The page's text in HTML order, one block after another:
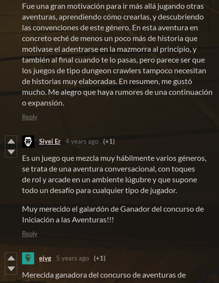
Fue una gran motivación para ir más allá jugando otras
aventuras, aprendiendo cómo crearlas, y descubriendo
las convenciones de este género. En esta aventura en
concreto eché de menos un poco más de historia que
motivase el adentrarse en la mazmorra al principio, y
también al final cuando te lo pasas, pero parece ser que
los juegos de tipo dungeon crawlers tampoco necesitan
de historias muy elaboradas. En resumen, me gustó
mucho. Me alegro que haya rumores de una continuación
o expansión.
Reply
Siyei Er 4 years ago (+1)
Es un juego que mezcla muy hábilmente varios géneros,
se trata de una aventura conversacional, con toques
de rol y arcade en un ambiente lúgubre y que supone
todo un desafío para cualquier tipo de jugador.
Muy merecido el galardón de Ganador del concurso de
Iniciación a las Aventuras!!!
Reply
ejvg 5 years ago (+1)
Merecida ganadora del concurso de aventuras de